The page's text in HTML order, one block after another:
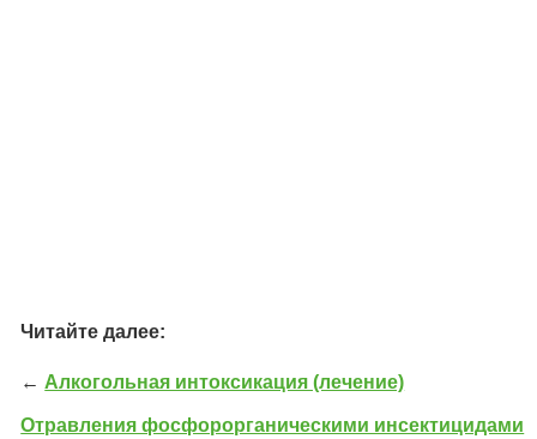
Читайте далее:
← Алкогольная интоксикация (лечение)
Отравления фосфорорганическими инсектицидами